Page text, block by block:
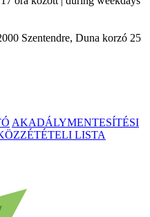
Szentendre, Duna korzó 25
AKADÁLYMENTESÍTÉSI
LISTA